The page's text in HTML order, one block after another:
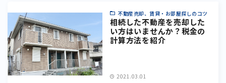
不動産売却、賃貸・お部屋探しのコツ
相続した不動産を売却した
い方はいませんか？税金の
計算方法を紹介
2021.03.01